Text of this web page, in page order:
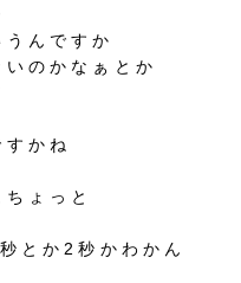
んですか
のかなぁとか
かね
ょっと
とか2秒かわかん